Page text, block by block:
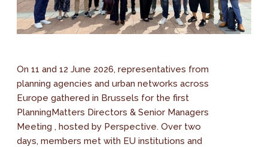
On 11 and 12 June 2026, representatives from
planning agencies and urban networks across
Europe gathered in Brussels for the first
PlanningMatters Directors & Senior Managers
Meeting , hosted by Perspective. Over two
days, members met with EU institutions and